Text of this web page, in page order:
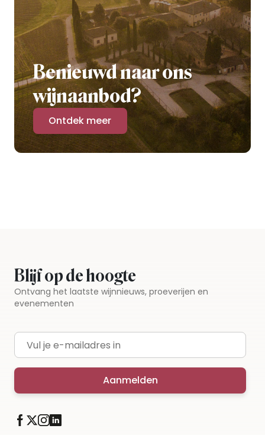
Benieuwd naar ons
wijnaanbod?
Ontdek meer
Blijf op de hoogte
Ontvang het laatste wijnnieuws, proeverijen en
evenementen
E-mailadres
Aanmelden